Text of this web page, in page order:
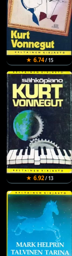
★ 6.74/ 15
★ 6.92/ 13